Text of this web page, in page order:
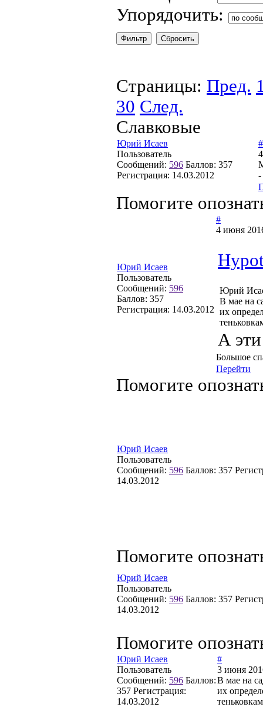
Упорядочить:
Страницы: Пред.
30 След.
Славковые
Юрий Исаев
Пользователь
Сообщений: 596 Баллов: 357
Регистрация: 14.03.2012
#
-
Помогите
Юрий Исаев
Пользователь
Сообщений: 596
Баллов: 357
Регистрация: 14.03.2012
#
4 июня
Юрий
В мае на
их
А
Большое
Перейти
Помогите
Юрий Исаев
Пользователь
Сообщений: 596 Баллов: 357
14.03.2012
Помогите
Юрий Исаев
Пользователь
Сообщений: 596 Баллов: 357
14.03.2012
Помогите
Юрий Исаев
Пользователь
Сообщений: 596 Баллов:
357 Регистрация:
14.03.2012
#
3 июня
В мае на
их